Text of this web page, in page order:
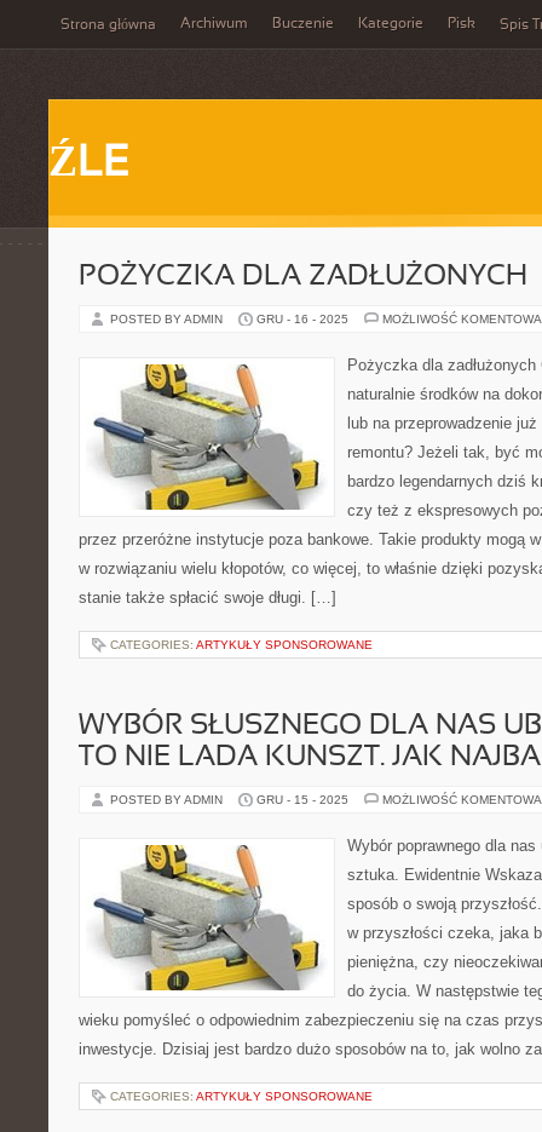
Strona główna Archiwum Buczenie Kategorie Pisk Spis
ŹLE
POŻYCZKA DLA ZADŁUŻONYCH
POSTED BY ADMIN GRU - 16 - 2025 MOŻLIWOŚĆ
Pożyczka dla
naturalnie środków na
lub na przeprowadzenie
remontu? Jeżeli tak, być
bardzo legendarnych dziś
czy też z ekspresowych
przez przeróżne instytucje poza bankowe. Takie produkty mogą
w rozwiązaniu wielu kłopotów, co więcej, to właśnie dzięki
stanie także spłacić swoje długi. […]
CATEGORIES: ARTYKUŁY SPONSOROWANE
WYBÓR SŁUSZNEGO DLA NAS
TO NIE LADA KUNSZT. JAK
POSTED BY ADMIN GRU - 15 - 2025 MOŻLIWOŚĆ
Wybór poprawnego dla
sztuka. Ewidentnie
sposób o swoją
w przyszłości czeka, jaka
pieniężna, czy
do życia. W następstwie
wieku pomyśleć o odpowiednim zabezpieczeniu się na czas
inwestycje. Dzisiaj jest bardzo dużo sposobów na to, jak wolno
CATEGORIES: ARTYKUŁY SPONSOROWANE